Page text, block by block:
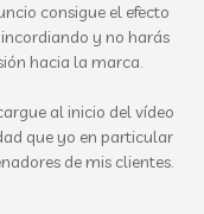
consigue el efecto
y no harás
hacia la marca.
al inicio del vídeo
que yo en particular
de mis clientes.